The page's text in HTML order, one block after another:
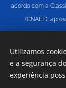
acordo com a
(CNAEF),
Todos os direitos
Utilizamos
e a segurança
experiência